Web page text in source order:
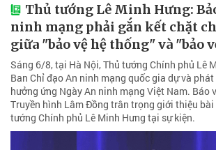
Thủ tướng Lê Minh Hưng:
ninh mạng phải gắn kết chặt
giữa "bảo vệ hệ thống" và "bảo
Sáng 6/8, tại Hà Nội, Thủ tướng Chính phủ Lê
Ban Chỉ đạo An ninh mạng quốc gia dự và
hưởng ứng Ngày An ninh mạng Việt Nam. Báo
Truyền hình Lâm Đồng trân trọng giới thiệu bài
tướng Chính phủ Lê Minh Hưng tại sự kiện.